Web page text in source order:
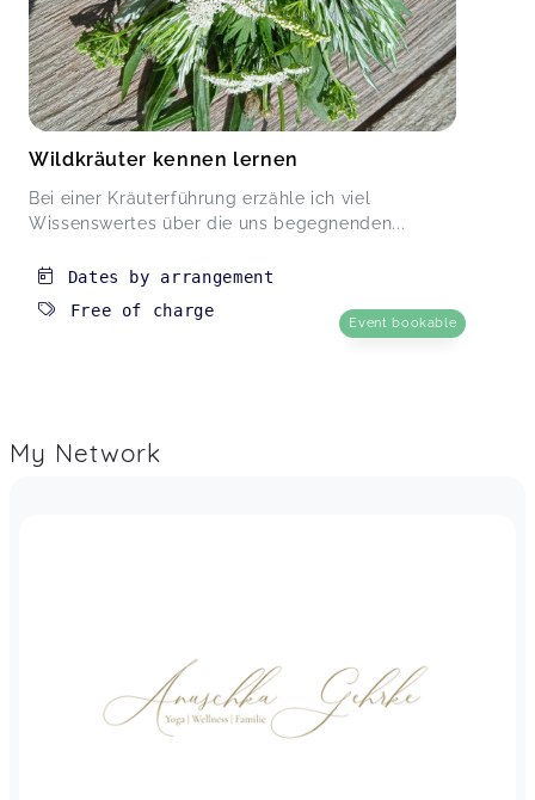
Wildkräuter kennen lernen
Bei einer Kräuterführung erzähle ich viel
Wissenswertes über die uns begegnenden...
Dates by arrangement
Free of charge
Event bookable
My Network